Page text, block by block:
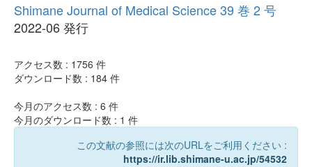
Shimane Journal of Medical Science 39 巻 2 号
2022-06 発行
アクセス数 : 1756 件
ダウンロード数 : 184 件
今月のアクセス数 : 6 件
今月のダウンロード数 : 1 件
この文献の参照には次のURLをご利用ください :
https://ir.lib.shimane-u.ac.jp/54532